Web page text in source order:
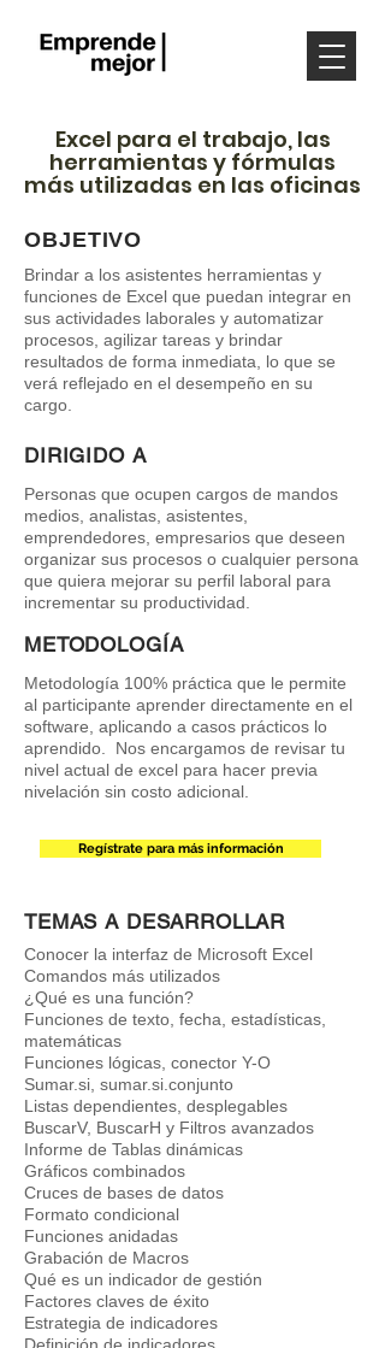
Excel para el trabajo, las
herramientas y fórmulas
más utilizadas en las oficinas
OBJETIVO
Brindar a los asistentes herramientas y
funciones de Excel que puedan integrar en
sus actividades laborales y automatizar
procesos, agilizar tareas y brindar
resultados de forma inmediata, lo que se
verá reflejado en el desempeño en su
cargo.
DIRIGIDO A
Personas que ocupen cargos de mandos
medios, analistas, asistentes,
emprendedores, empresarios que deseen
organizar sus procesos o cualquier persona
que quiera mejorar su perfil laboral para
incrementar su productividad.
METODOLOGÍA
Metodología 100% práctica que le permite
al participante aprender directamente en el
software, aplicando a casos prácticos lo
aprendido. Nos encargamos de revisar tu
nivel actual de excel para hacer previa
nivelación sin costo adicional.
Regístrate para más información
TEMAS A DESARROLLAR
Conocer la interfaz de Microsoft Excel
Comandos más utilizados
¿Qué es una función?
Funciones de texto, fecha, estadísticas,
matemáticas
Funciones lógicas, conector Y-O
Sumar.si, sumar.si.conjunto
Listas dependientes, desplegables
BuscarV, BuscarH y Filtros avanzados
Informe de Tablas dinámicas
Gráficos combinados
Cruces de bases de datos
Formato condicional
Funciones anidadas
Grabación de Macros
Qué es un indicador de gestión
Factores claves de éxito
Estrategia de indicadores